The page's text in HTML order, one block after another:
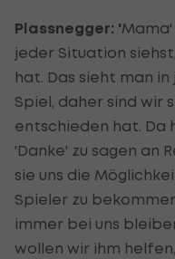
Plassnegger: '
jeder Situation
hat. Das sieht man
Spiel, daher sind wir
entschieden hat. Da
'Danke' zu sagen an
sie uns die
Spieler zu
immer bei uns
wollen wir ihm